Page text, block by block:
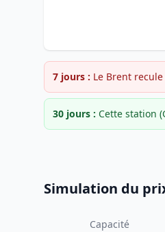
7 jours : Le Brent
30 jours : Cette station
Simulation du
Capacité